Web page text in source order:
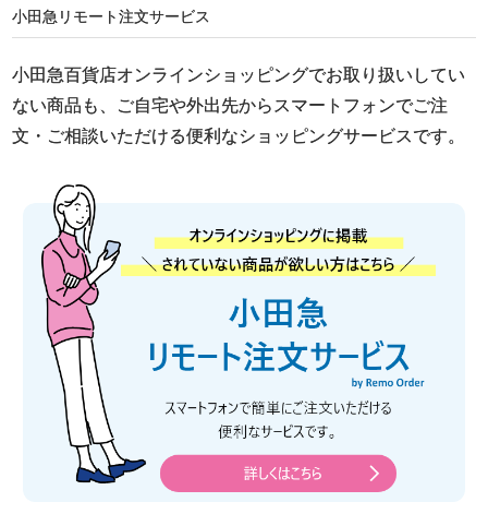
小田急リモート注文サービス
小田急百貨店オンラインショッピングでお取り扱いしてい
ない商品も、ご自宅や外出先からスマートフォンでご注
文・ご相談いただける便利なショッピングサービスです。